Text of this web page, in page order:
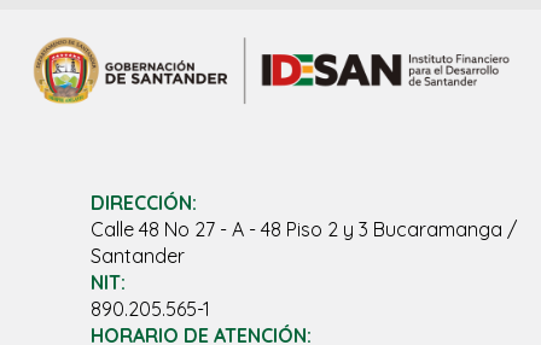
DIRECCIÓN:
Calle 48 No 27 - A - 48 Piso 2 y 3 Bucaramanga /
Santander
NIT:
890.205.565-1
HORARIO DE ATENCIÓN: